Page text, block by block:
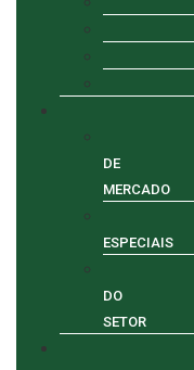
DE
MERCADO
ESPECIAIS
DO
SETOR